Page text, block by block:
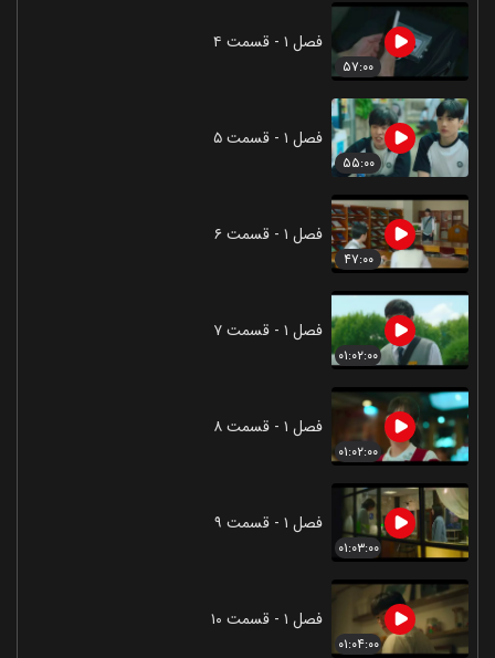
۵۷:۰۰
فصل ۱ - قسمت ۴
۵۵:۰۰
فصل ۱ - قسمت ۵
۴۷:۰۰
فصل ۱ - قسمت ۶
۰۱:۰۲:۰۰
فصل ۱ - قسمت ۷
۰۱:۰۲:۰۰
فصل ۱ - قسمت ۸
۰۱:۰۳:۰۰
فصل ۱ - قسمت ۹
۰۱:۰۴:۰۰
فصل ۱ - قسمت ۱۰